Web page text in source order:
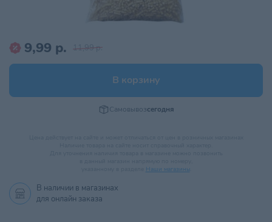
9,99 р. 11,99 р.
В корзину
Самовывозсегодня
Наши магазины.
В наличии в магазинах
для онлайн заказа